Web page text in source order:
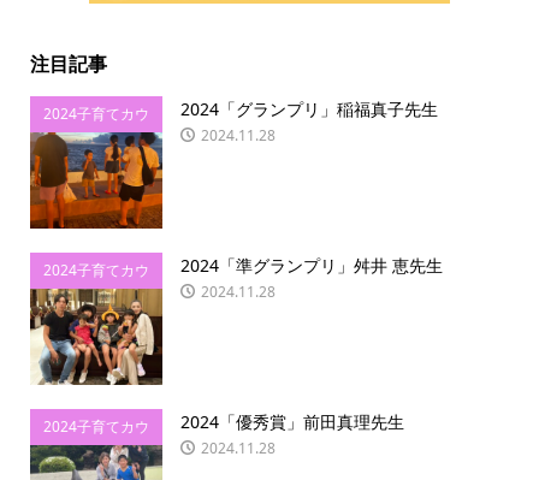
注目記事
2024子育てカウ
ンセラー協会ビ
フォーアフター
2024「グランプリ」稲福真子先生
2024.11.28
2024子育てカウ
ンセラー協会ビ
フォーアフター
2024「準グランプリ」舛井 恵先生
2024.11.28
2024子育てカウ
ンセラー協会ビ
2024「優秀賞」前田真理先生
2024.11.28